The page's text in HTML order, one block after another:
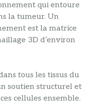
qui entoure
la tumeur. Un
est la matrice
3D d’environ
tous les tissus du
soutien structurel et
cellules ensemble.